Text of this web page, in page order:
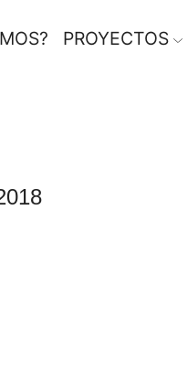
PROYECTOS